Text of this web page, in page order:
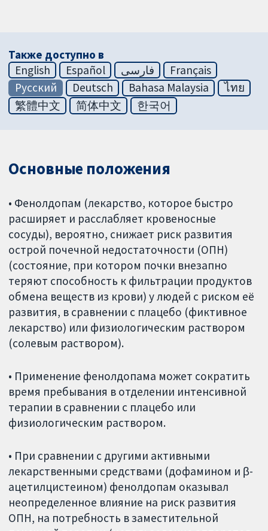
Также доступно в
English
Español فارسی
Français
Русский
Deutsch Bahasa Malaysia
ไทย
繁體中文
简体中文 한국어
Основные положения
• Фенолдопам (лекарство, которое быстро
расширяет и расслабляет кровеносные
сосуды), вероятно, снижает риск развития
острой почечной недостаточности (ОПН)
(состояние, при котором почки внезапно
теряют способность к фильтрации продуктов
обмена веществ из крови) у людей с риском её
развития, в сравнении с плацебо (фиктивное
лекарство) или физиологическим раствором
(солевым раствором).
• Применение фенолдопама может сократить
время пребывания в отделении интенсивной
терапии в сравнении с плацебо или
физиологическим раствором.
• При сравнении с другими активными
лекарственными средствами (дофамином и β-
ацетилцистеином) фенолдопам оказывал
неопределенное влияние на риск развития
ОПН, на потребность в заместительной